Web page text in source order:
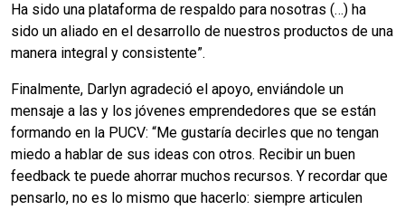
Ha sido una plataforma de respaldo para nosotras (…) ha
sido un aliado en el desarrollo de nuestros productos de una
manera integral y consistente”.
Finalmente, Darlyn agradeció el apoyo, enviándole un
mensaje a las y los jóvenes emprendedores que se están
formando en la PUCV: “Me gustaría decirles que no tengan
miedo a hablar de sus ideas con otros. Recibir un buen
feedback te puede ahorrar muchos recursos. Y recordar que
pensarlo, no es lo mismo que hacerlo: siempre articulen